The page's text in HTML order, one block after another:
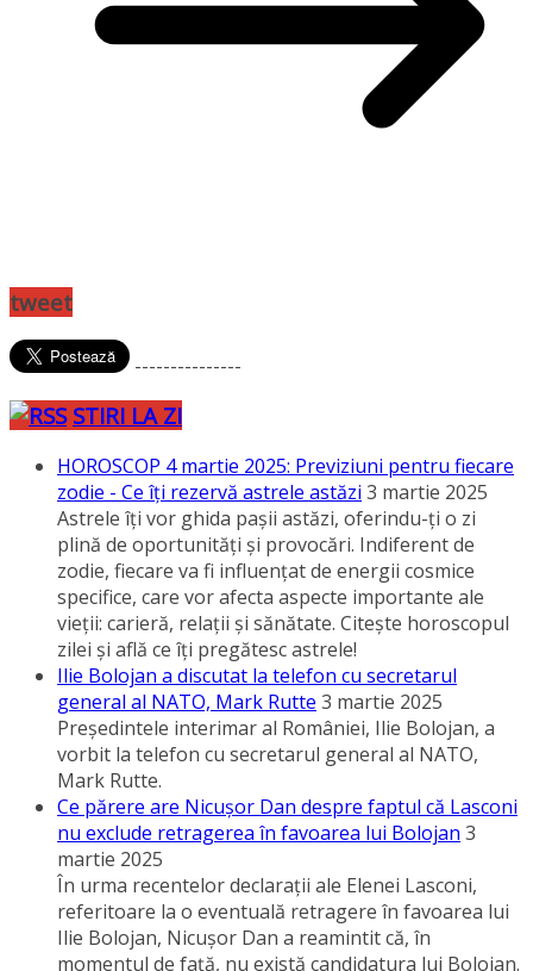
tweet
---------------
STIRI LA ZI
HOROSCOP 4 martie 2025: Previziuni pentru fiecare
zodie - Ce îţi rezervă astrele astăzi 3 martie 2025
Astrele îţi vor ghida paşii astăzi, oferindu-ţi o zi
plină de oportunităţi şi provocări. Indiferent de
zodie, fiecare va fi influenţat de energii cosmice
specifice, care vor afecta aspecte importante ale
vieţii: carieră, relaţii şi sănătate. Citeşte horoscopul
zilei şi află ce îţi pregătesc astrele!
Ilie Bolojan a discutat la telefon cu secretarul
general al NATO, Mark Rutte 3 martie 2025
Preşedintele interimar al României, Ilie Bolojan, a
vorbit la telefon cu secretarul general al NATO,
Mark Rutte.
Ce părere are Nicuşor Dan despre faptul că Lasconi
nu exclude retragerea în favoarea lui Bolojan 3
martie 2025
În urma recentelor declaraţii ale Elenei Lasconi,
referitoare la o eventuală retragere în favoarea lui
Ilie Bolojan, Nicuşor Dan a reamintit că, în
momentul de faţă, nu există candidatura lui Bolojan.